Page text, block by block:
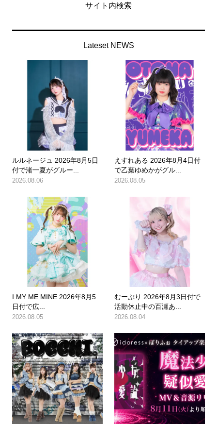
サイト内検索
Lateset NEWS
ルルネージュ 2026年8月5日
付で渚一夏がグルー...
2026.08.06
えすれある 2026年8月4日付
で乙葉ゆめかがグル...
2026.08.05
I MY ME MINE 2026年8月5
日付で広...
2026.08.05
むーぷり 2026年8月3日付で
活動休止中の百瀬あ...
2026.08.04